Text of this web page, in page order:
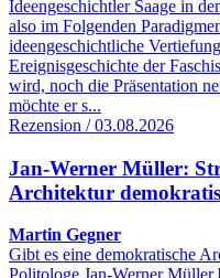
Ideengeschichtler Saage in
also im Folgenden
ideengeschichtliche
Ereignisgeschichte der
wird, noch die Präsentation
möchte er s...
Rezension / 03.08.2026
Jan-Werner Müller:
Architektur
Martin Gegner
Gibt es eine demokratische